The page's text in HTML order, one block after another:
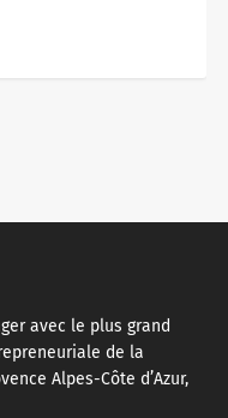
avec le plus grand
de la
Alpes-Côte d’Azur,